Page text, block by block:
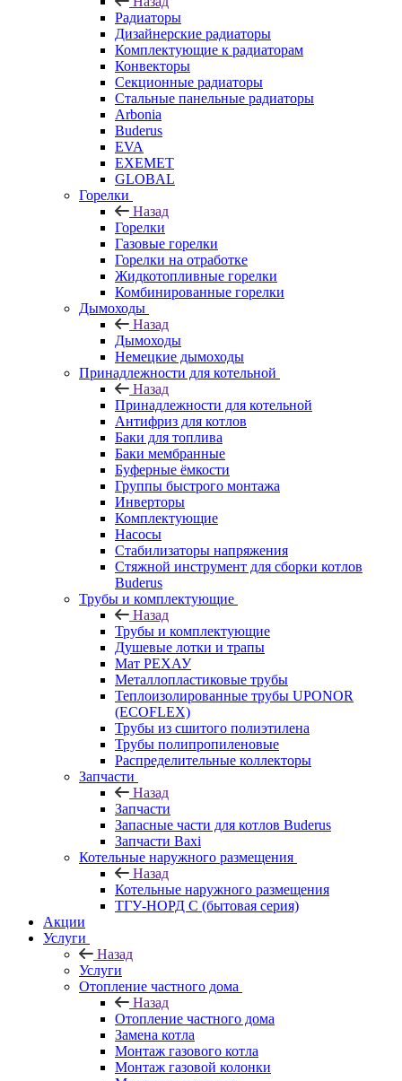
Радиаторы
Дизайнерские радиаторы
Комплектующие к радиаторам
Конвекторы
Секционные радиаторы
Стальные панельные радиаторы
Arbonia
Buderus
EVA
EXEMET
GLOBAL
Горелки
Назад
Горелки
Газовые горелки
Горелки на отработке
Жидкотопливные горелки
Комбинированные горелки
Дымоходы
Назад
Дымоходы
Немецкие дымоходы
Принадлежности для котельной
Назад
Принадлежности для котельной
Антифриз для котлов
Баки для топлива
Баки мембранные
Буферные ёмкости
Группы быстрого монтажа
Инверторы
Комплектующие
Насосы
Стабилизаторы напряжения
Стяжной инструмент для сборки котлов
Buderus
Трубы и комплектующие
Назад
Трубы и комплектующие
Душевые лотки и трапы
Мат РЕХАУ
Металлопластиковые трубы
Теплоизолированные трубы UPONOR
(ECOFLEX)
Трубы из сшитого полиэтилена
Трубы полипропиленовые
Распределительные коллекторы
Запчасти
Назад
Запчасти
Запасные части для котлов Buderus
Запчасти Baxi
Котельные наружного размещения
Назад
Котельные наружного размещения
ТГУ-НОРД С (бытовая серия)
Акции
Услуги
Назад
Услуги
Отопление частного дома
Назад
Отопление частного дома
Замена котла
Монтаж газового котла
Монтаж газовой колонки